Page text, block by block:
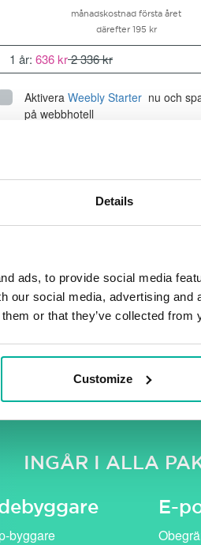
Details
ads, to provide social media
our social media, advertising
or that they’ve collected
Customize
månadskostnad första året
därefter 195 kr
1 år: 636 kr2 336 kr
Aktivera Weebly Starter nu och
på webbhotell
CPU, 2GB RAM ~60K besökare/mån
kampanjpriser (i rosa)
(visas med
INGÅR I ALLA
byggare
E-